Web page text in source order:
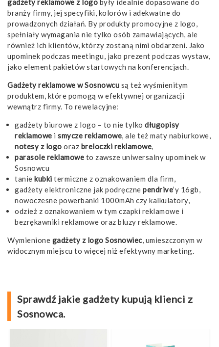
gadżety reklamowe z logo były idealnie dopasowane do
branży firmy, jej specyfiki, kolorów i adekwatne do
prowadzonych działań. By produkty promocyjne z logo,
spełniały wymagania nie tylko osób zamawiających, ale
również ich klientów, którzy zostaną nimi obdarzeni. Jako
upominek podczas meetingu, jako prezent podczas wystaw,
jako element pakietów startowych na konferencjach.
Gadżety reklamowe w Sosnowcu są też wyśmienitym
produktem, które pomogą w efektywnej organizacji
wewnątrz firmy. To rewelacyjne:
gadżety biurowe z logo – to nie tylko długopisy
reklamowe i smycze reklamowe, ale też maty nabiurkowe,
notesy z logo oraz breloczki reklamowe,
parasole reklamowe to zawsze uniwersalny upominek w
Sosnowcu
tanie kubki termiczne z oznakowaniem dla firm,
gadżety elektroniczne jak podręczne pendrive’y 16gb,
nowoczesne powerbanki 1000mAh czy kalkulatory,
odzież z oznakowaniem w tym czapki reklamowe i
bezrękawniki reklamowe oraz bluzy reklamowe.
Wymienione gadżety z logo Sosnowiec, umieszczonym w
widocznym miejscu to więcej niż efektywny marketing.
Sprawdź jakie gadżety kupują klienci z
Sosnowca.